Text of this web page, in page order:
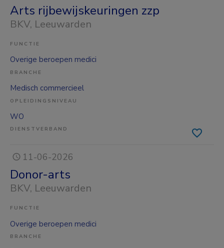
Arts rijbewijskeuringen zzp
BKV, Leeuwarden
FUNCTIE
Overige beroepen medici
BRANCHE
Medisch commercieel
OPLEIDINGSNIVEAU
WO
DIENSTVERBAND
11-06-2026
Donor-arts
BKV, Leeuwarden
FUNCTIE
Overige beroepen medici
BRANCHE